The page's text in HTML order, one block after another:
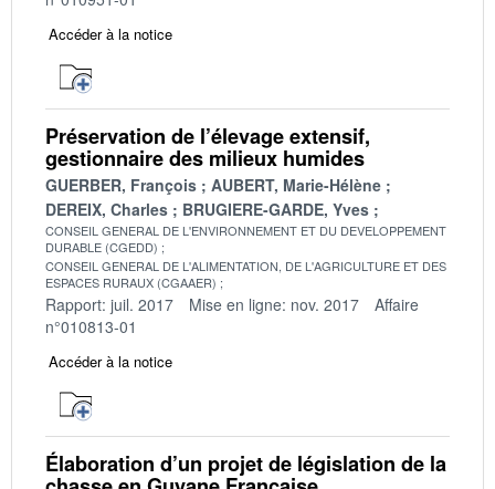
Accéder à la notice
Préservation de l’élevage extensif,
gestionnaire des milieux humides
GUERBER, François
AUBERT, Marie-Hélène
DEREIX, Charles
BRUGIERE-GARDE, Yves
CONSEIL GENERAL DE L'ENVIRONNEMENT ET DU DEVELOPPEMENT
DURABLE (CGEDD)
CONSEIL GENERAL DE L'ALIMENTATION, DE L'AGRICULTURE ET DES
ESPACES RURAUX (CGAAER)
Rapport: juil. 2017 Mise en ligne: nov. 2017
Affaire
n°010813-01
Accéder à la notice
Élaboration d’un projet de législation de la